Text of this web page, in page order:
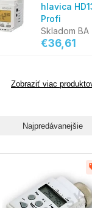
hlavica
Profi
Skladom BA
€36,61
Zobraziť viac
Najpredávanejšie